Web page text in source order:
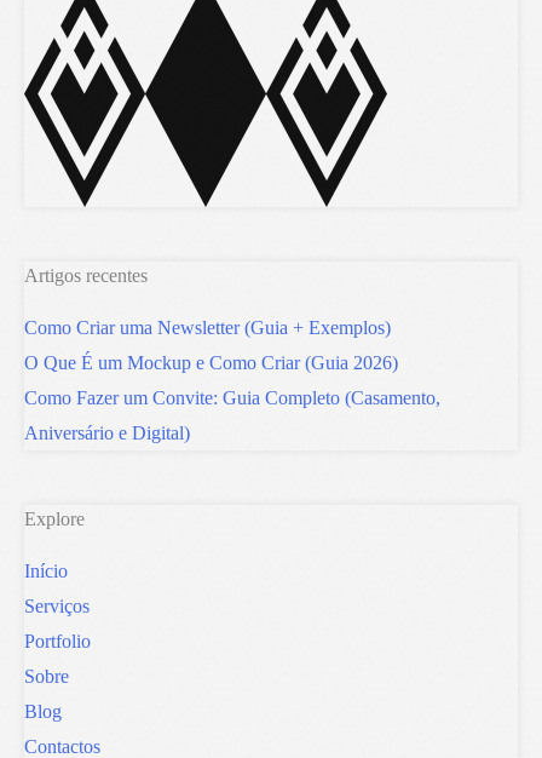
Artigos recentes
Como Criar uma Newsletter (Guia + Exemplos)
O Que É um Mockup e Como Criar (Guia 2026)
Como Fazer um Convite: Guia Completo (Casamento,
Aniversário e Digital)
Explore
Início
Serviços
Portfolio
Sobre
Blog
Contactos